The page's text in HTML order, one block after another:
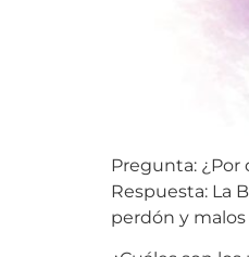
Pregunta: ¿Por
Respuesta: La
perdón y